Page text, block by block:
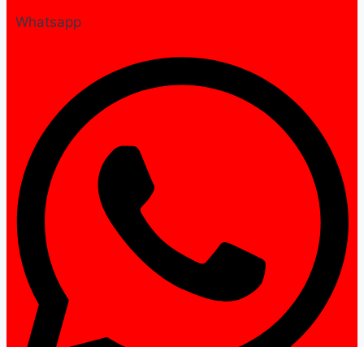
Whatsapp